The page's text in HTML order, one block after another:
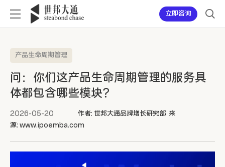
立即咨询
产品生命周期管理
问：你们这产品生命周期管理的服务具
体都包含哪些模块？
2026-05-20
作者: 世邦大通品牌增长研究部 来
源: www.ipoemba.com